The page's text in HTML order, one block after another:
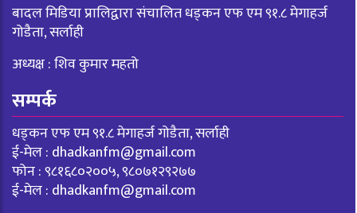
बादल मिडिया प्रालिद्वारा संचालित धड्कन एफ एम ९१.८ मेगाहर्ज
गोडैता, सर्लाही
अध्यक्ष : शिव कुमार महतो
सम्पर्क
धड्कन एफ एम ९१.८ मेगाहर्ज गोडैता, सर्लाही
ई-मेल : dhadkanfm@gmail.com
फोन : ९८१६८०२००५, ९८०७१२९२७७
ई-मेल : dhadkanfm@gmail.com